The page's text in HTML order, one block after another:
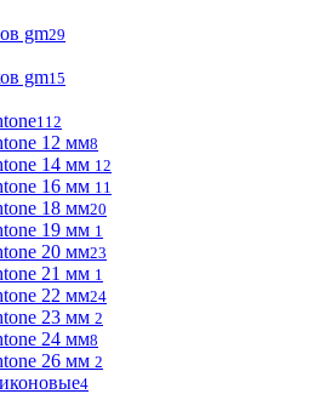
gm29
gm15
112
12 мм8
14 мм 12
16 мм 11
18 мм20
19 мм 1
20 мм23
21 мм 1
22 мм24
23 мм 2
24 мм8
26 мм 2
4